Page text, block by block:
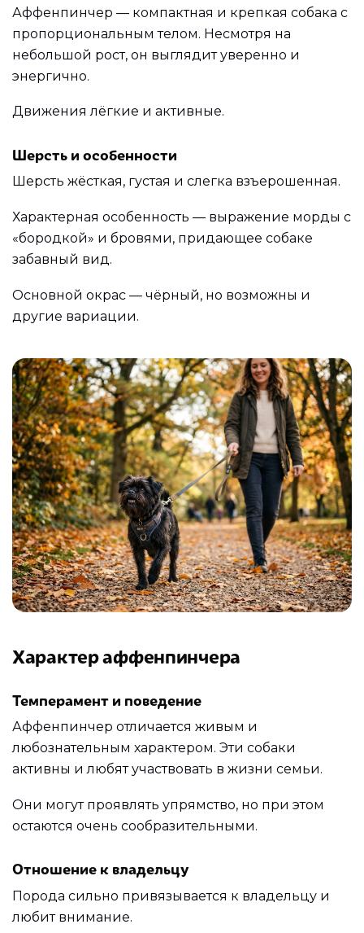
Аффенпинчер — компактная и крепкая собака с
пропорциональным телом. Несмотря на
небольшой рост, он выглядит уверенно и
энергично.
Движения лёгкие и активные.
Шерсть и особенности
Шерсть жёсткая, густая и слегка взъерошенная.
Характерная особенность — выражение морды с
«бородкой» и бровями, придающее собаке
забавный вид.
Основной окрас — чёрный, но возможны и
другие вариации.
Характер аффенпинчера
Темперамент и поведение
Аффенпинчер отличается живым и
любознательным характером. Эти собаки
активны и любят участвовать в жизни семьи.
Они могут проявлять упрямство, но при этом
остаются очень сообразительными.
Отношение к владельцу
Порода сильно привязывается к владельцу и
любит внимание.